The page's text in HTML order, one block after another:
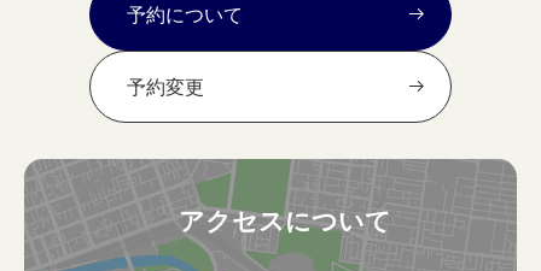
予約について
予約変更
アクセスについて